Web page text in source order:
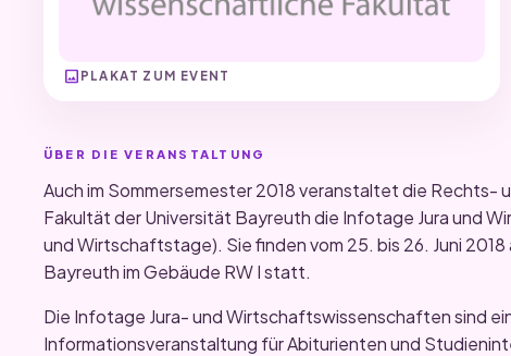
image PLAKAT ZUM EVENT
ÜBER DIE VERANSTALTUNG
Auch im Sommersemester 2018 veranstaltet die
Fakultät der Universität Bayreuth die Infotage Jura und
und Wirtschaftstage). Sie finden vom 25. bis 26. Juni
Bayreuth im Gebäude RW I statt.
Die Infotage Jura- und Wirtschaftswissenschaften sind
Informationsveranstaltung für Abiturienten und